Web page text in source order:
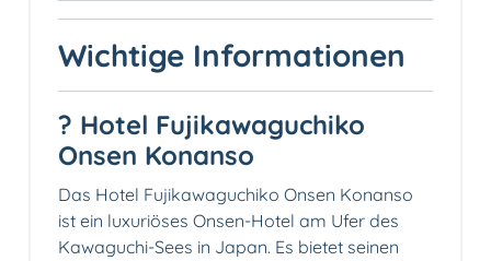
Wichtige Informationen
? Hotel Fujikawaguchiko
Onsen Konanso
Das Hotel Fujikawaguchiko Onsen Konanso
ist ein luxuriöses Onsen-Hotel am Ufer des
Kawaguchi-Sees in Japan. Es bietet seinen